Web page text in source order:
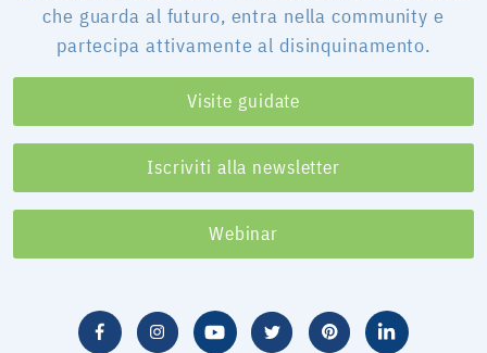
che guarda al futuro, entra nella community e
partecipa attivamente al disinquinamento.
Visite guidate
Iscriviti alla newsletter
Webinar